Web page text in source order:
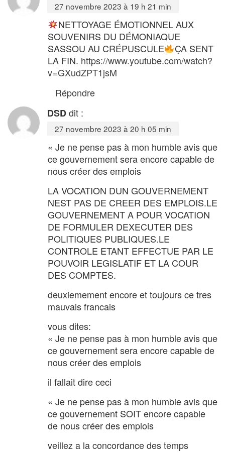
27 novembre 2023 à 19 h 21 min
NETTOYAGE ÉMOTIONNEL AUX
SOUVENIRS DU DÉMONIAQUE
SASSOU AU CRÉPUSCULE
ÇA SENT
LA FIN. https://www.youtube.com/watch?
v=GXudZPT1jsM
Répondre
DSDdit :
27 novembre 2023 à 20 h 05 min
« Je ne pense pas à mon humble avis que
ce gouvernement sera encore capable de
nous créer des emplois
LA VOCATION DUN GOUVERNEMENT
NEST PAS DE CREER DES EMPLOIS.LE
GOUVERNEMENT A POUR VOCATION
DE FORMULER DEXECUTER DES
POLITIQUES PUBLIQUES.LE
CONTROLE ETANT EFFECTUE PAR LE
POUVOIR LEGISLATIF ET LA COUR
DES COMPTES.
deuxiemement encore et toujours ce tres
mauvais francais
vous dites:
« Je ne pense pas à mon humble avis que
ce gouvernement sera encore capable de
nous créer des emplois
il fallait dire ceci
« Je ne pense pas à mon humble avis que
ce gouvernement SOIT encore capable
de nous créer des emplois
veillez a la concordance des temps